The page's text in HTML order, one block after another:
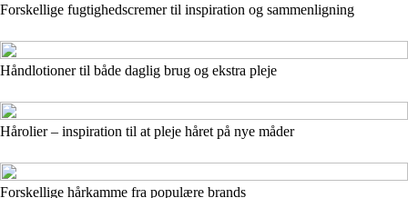
Forskellige fugtighedscremer til inspiration og sammenligning
Håndlotioner til både daglig brug og ekstra pleje
Hårolier – inspiration til at pleje håret på nye måder
Forskellige hårkamme fra populære brands